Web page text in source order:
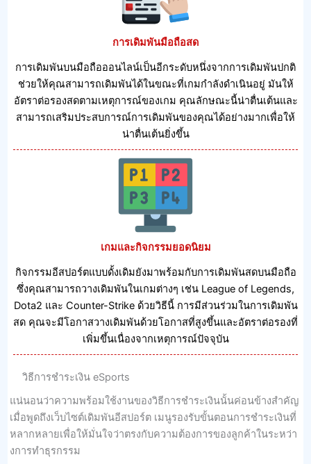
การเดิมพันมือถือสด
การเดิมพันบนมือถือออนไลน์เป็นอีกระดับหนึ่งจากการเดิมพันปกติ
ช่วยให้คุณสามารถเดิมพันได้ในขณะที่เกมกําลังดําเนินอยู่ มันให้
อัตราต่อรองสดตามเหตุการณ์ของเกม คุณลักษณะนี้น่าตื่นเต้นและ
สามารถเสริมประสบการณ์การเดิมพันของคุณได้อย่างมากเพื่อให้
น่าตื่นเต้นยิ่งขึ้น
เกมและกิจกรรมยอดนิยม
กิจกรรมอีสปอร์ตแบบดั้งเดิมยังมาพร้อมกับการเดิมพันสดบนมือถือ
ซึ่งคุณสามารถวางเดิมพันในเกมต่างๆ เช่น League of Legends,
Dota2 และ Counter-Strike ด้วยวิธีนี้ การมีส่วนร่วมในการเดิมพัน
สด คุณจะมีโอกาสวางเดิมพันด้วยโอกาสที่สูงขึ้นและอัตราต่อรองที่
เพิ่มขึ้นเนื่องจากเหตุการณ์ปัจจุบัน
วิธีการชําระเงิน eSports
แน่นอนว่าความพร้อมใช้งานของวิธีการชําระเงินนั้นค่อนข้างสําคัญ
เมื่อพูดถึงเว็บไซต์เดิมพันอีสปอร์ต เมนูรองรับขั้นตอนการชําระเงินที่
หลากหลายเพื่อให้มั่นใจว่าตรงกับความต้องการของลูกค้าในระหว่า
งการทําธุรกรรม